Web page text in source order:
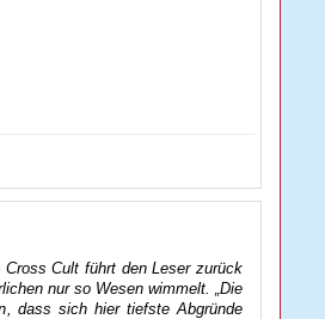
Cross Cult führt den Leser zurück
nur so Wesen wimmelt. „Die
dass sich hier tiefste Abgründe